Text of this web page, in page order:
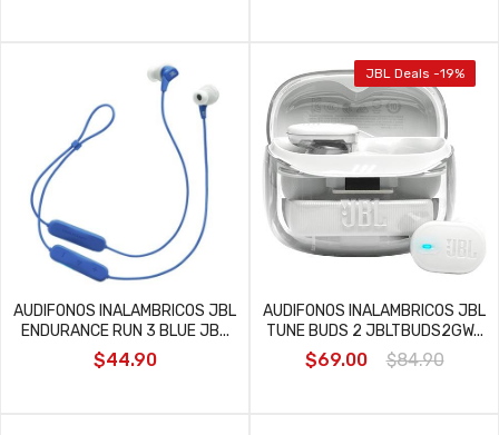
AUDIFONOS INALAMBRICOS JBL
ENDURANCE RUN 3 BLUE JB...
$44.90
JBL Deals -19%
AUDIFONOS INALAMBRICOS JBL
TUNE BUDS 2 JBLTBUDS2GW...
$69.00 $84.90